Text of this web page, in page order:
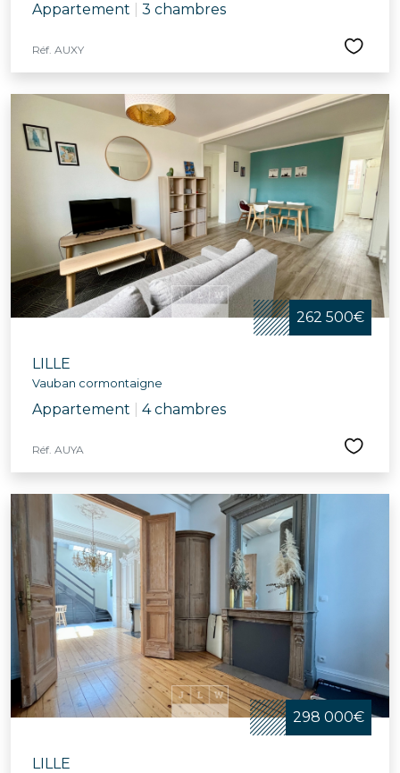
Appartement 3 chambres
Réf. AUXY
262 500€
LILLE
Vauban cormontaigne
Appartement 4 chambres
Réf. AUYA
298 000€
LILLE